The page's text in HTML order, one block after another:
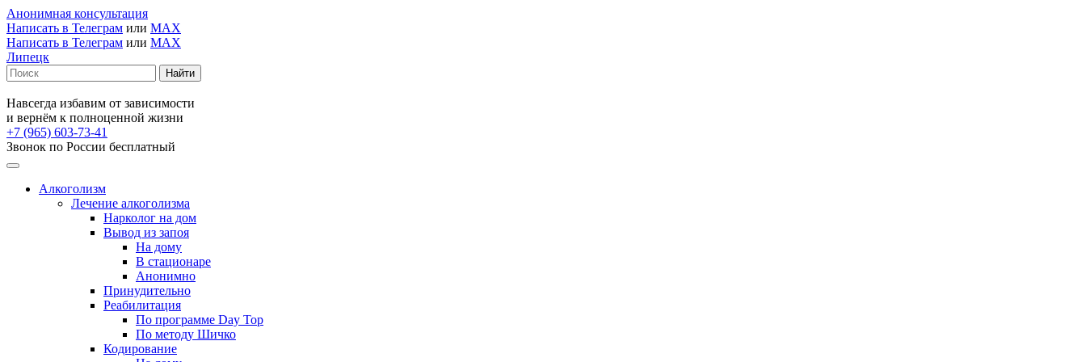
Анонимная консультация
Написать в Телеграм или MAX
Написать в Телеграм или MAX
Липецк
Навсегда избавим от зависимости
и вернём к полноценной жизни
+7 (965) 603-73-41
Звонок по России бесплатный
Алкоголизм
Лечение алкоголизма
Нарколог на дом
Вывод из запоя
На дому
В стационаре
Анонимно
Принудительно
Реабилитация
По программе Day Top
По методу Шичко
Кодирование